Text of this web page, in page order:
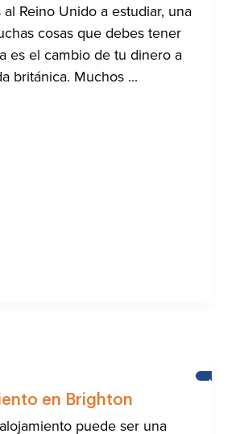
Reino Unido a estudiar, una
cosas que debes tener
es el cambio de tu dinero a
británica. Muchos ...
en Brighton
puede ser una